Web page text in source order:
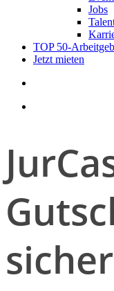
Jobs
TOP 50-
Jetzt mieten